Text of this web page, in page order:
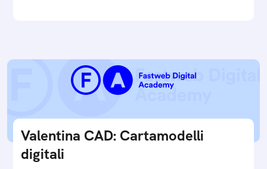
Valentina CAD: Cartamodelli
digitali